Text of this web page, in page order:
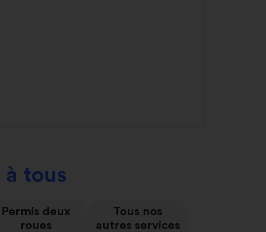
à tous
Permis deux
roues
Tous nos
autres services